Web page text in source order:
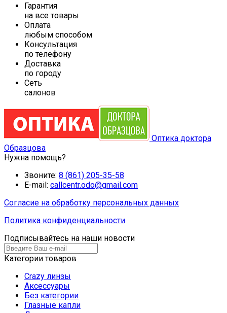
Гарантия
на все товары
Оплата
любым способом
Консультация
по телефону
Доставка
по городу
Сеть
салонов
Оптика доктора
Образцова
Нужна помощь?
Звоните: 8 (861) 205-35-58
E-mail: callcentr.odo@gmail.com
Согласие на обработку персональных данных
Политика конфиденциальности
Подписывайтесь на наши новости
Категории товаров
Crazy линзы
Аксессуары
Без категории
Глазные капли